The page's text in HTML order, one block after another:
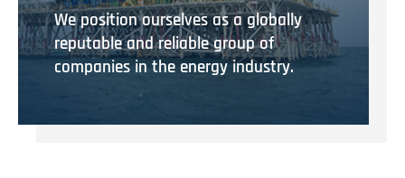
We position ourselves as a globally
reputable and reliable group of
companies in the energy industry.